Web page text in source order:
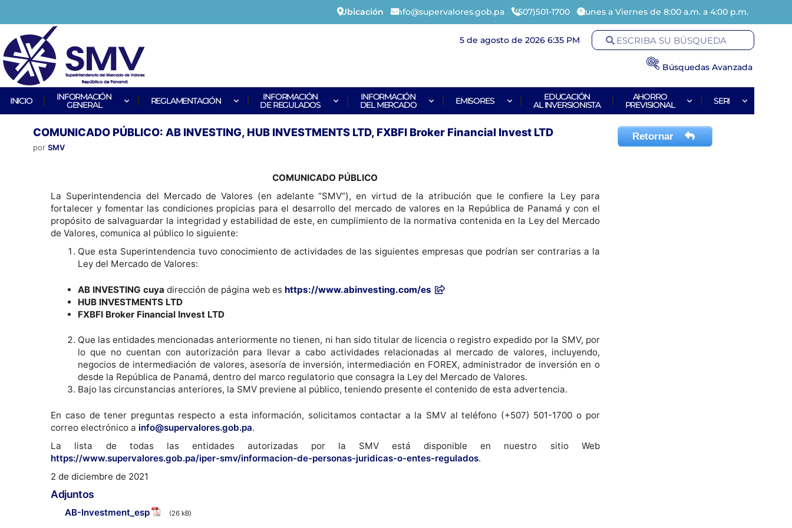
Ubicación info@supervalores.gob.pa (507)501-1700 Lunes a Viernes de 8:00 a.m. a 4:00 p.m.
5 de agosto de 2026 6:35 PM
Búsquedas Avanzada
INICIO
INFORMACIÓN
GENERAL
REGLAMENTACIÓN
INFORMACIÓN
DE REGULADOS
INFORMACIÓN
DEL MERCADO
EMISORES
EDUCACIÓN
AL INVERSIONISTA
AHORRO
PREVISIONAL
SERI
COMUNICADO PÚBLICO: AB INVESTING, HUB INVESTMENTS LTD, FXBFI Broker Financial Invest LTD
por SMV
COMUNICADO PÚBLICO
La Superintendencia del Mercado de Valores (en adelante “SMV”), en virtud de la atribución que le confiere la Ley para
fortalecer y fomentar las condiciones propicias para el desarrollo del mercado de valores en la República de Panamá y con el
propósito de salvaguardar la integridad y estabilidad de este, en cumplimiento de la normativa contenida en la Ley del Mercado
de Valores, comunica al público lo siguiente:
Que esta Superintendencia tuvo conocimiento de actividades de las siguientes empresas que podrían ser contrarias a la
Ley del Mercado de Valores:
AB INVESTING cuya dirección de página web es https://www.abinvesting.com/es
HUB INVESTMENTS LTD
FXBFI Broker Financial Invest LTD
Que las entidades mencionadas anteriormente no tienen, ni han sido titular de licencia o registro expedido por la SMV, por
lo que no cuentan con autorización para llevar a cabo actividades relacionadas al mercado de valores, incluyendo,
negocios de intermediación de valores, asesoría de inversión, intermediación en FOREX, administrador de inversión en o
desde la República de Panamá, dentro del marco regulatorio que consagra la Ley del Mercado de Valores.
Bajo las circunstancias anteriores, la SMV previene al público, teniendo presente el contenido de esta advertencia.
En caso de tener preguntas respecto a esta información, solicitamos contactar a la SMV al teléfono (+507) 501-1700 o por
correo electrónico a info@supervalores.gob.pa.
La lista de todas las entidades autorizadas por la SMV está disponible en nuestro sitio Web
https://www.supervalores.gob.pa/iper-smv/informacion-de-personas-juridicas-o-entes-regulados.
2 de diciembre de 2021
Adjuntos
AB-Investment_esp (26 kB)
Retornar